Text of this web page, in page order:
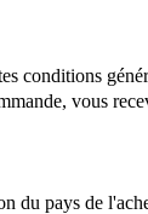
conditions
vous
du pays de